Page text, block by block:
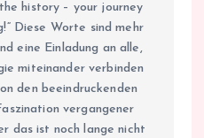
history – your journey
Diese Worte sind mehr
eine Einladung an alle,
miteinander verbinden
den beeindruckenden
vergangener
das ist noch lange nicht